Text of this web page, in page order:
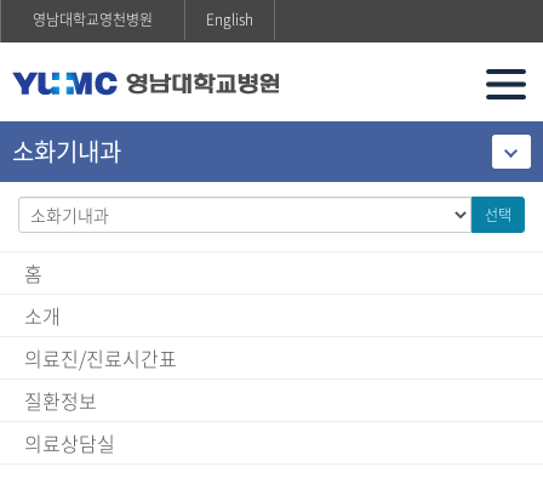
영남대학교영천병원 English
소화기내과
선택
홈
소개
의료진/진료시간표
질환정보
의료상담실